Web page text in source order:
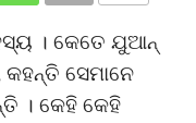
। କେତେ ଯୁଆନ୍
ସେମାନେ
। କେହି କେହି